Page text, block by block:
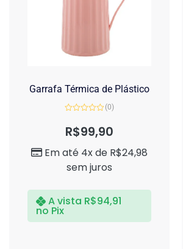
Garrafa Térmica de Plástico
0
de
(0)
R$99,90
Em até 4x de R$24,98
sem juros
A vista R$94,91
no Pix